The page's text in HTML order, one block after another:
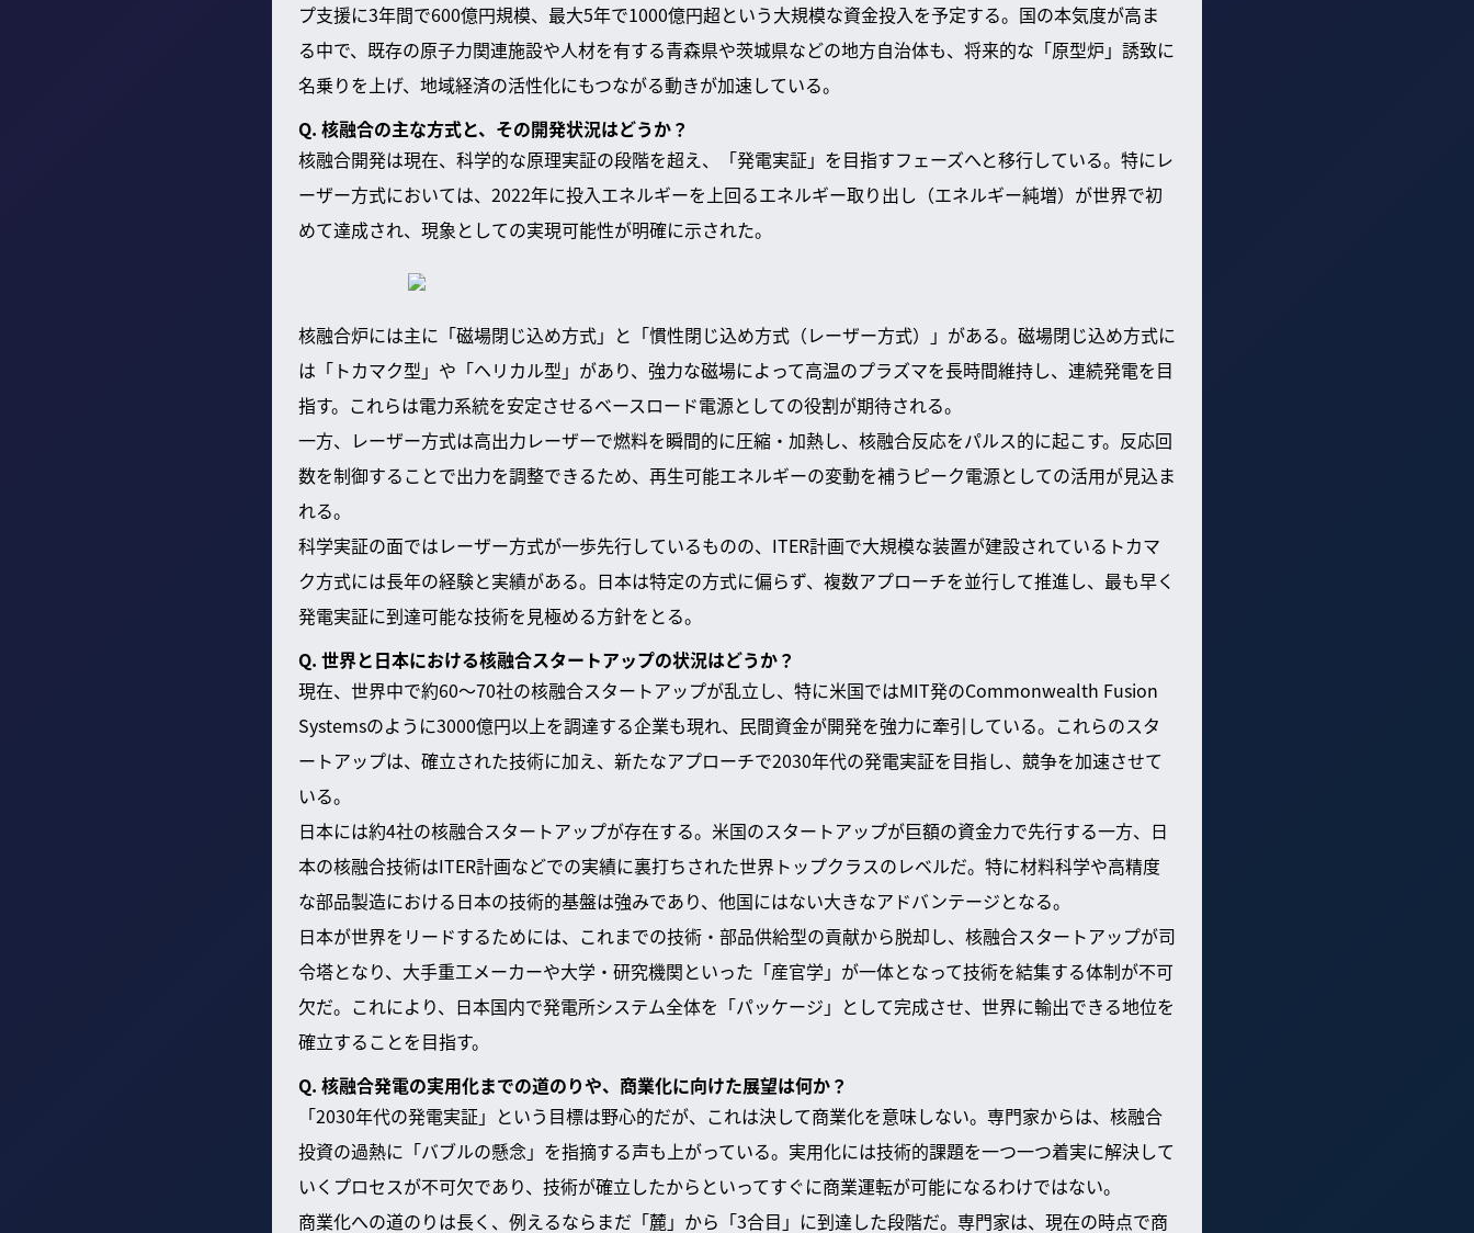
プ支援に3年間で600億円規模、最大5年で1000億円超という大規模な資金投入を予定する。国の本気度が高ま
る中で、既存の原子力関連施設や人材を有する青森県や茨城県などの地方自治体も、将来的な「原型炉」誘致に
名乗りを上げ、地域経済の活性化にもつながる動きが加速している。
Q. 核融合の主な方式と、その開発状況はどうか？
核融合開発は現在、科学的な原理実証の段階を超え、「発電実証」を目指すフェーズへと移行している。特にレ
ーザー方式においては、2022年に投入エネルギーを上回るエネルギー取り出し（エネルギー純増）が世界で初
めて達成され、現象としての実現可能性が明確に示された。
核融合炉には主に「磁場閉じ込め方式」と「慣性閉じ込め方式（レーザー方式）」がある。磁場閉じ込め方式に
は「トカマク型」や「ヘリカル型」があり、強力な磁場によって高温のプラズマを長時間維持し、連続発電を目
指す。これらは電力系統を安定させるベースロード電源としての役割が期待される。
一方、レーザー方式は高出力レーザーで燃料を瞬間的に圧縮・加熱し、核融合反応をパルス的に起こす。反応回
数を制御することで出力を調整できるため、再生可能エネルギーの変動を補うピーク電源としての活用が見込ま
れる。
科学実証の面ではレーザー方式が一歩先行しているものの、ITER計画で大規模な装置が建設されているトカマ
ク方式には長年の経験と実績がある。日本は特定の方式に偏らず、複数アプローチを並行して推進し、最も早く
発電実証に到達可能な技術を見極める方針をとる。
Q. 世界と日本における核融合スタートアップの状況はどうか？
現在、世界中で約60〜70社の核融合スタートアップが乱立し、特に米国ではMIT発のCommonwealth Fusion
Systemsのように3000億円以上を調達する企業も現れ、民間資金が開発を強力に牽引している。これらのスタ
ートアップは、確立された技術に加え、新たなアプローチで2030年代の発電実証を目指し、競争を加速させて
いる。
日本には約4社の核融合スタートアップが存在する。米国のスタートアップが巨額の資金力で先行する一方、日
本の核融合技術はITER計画などでの実績に裏打ちされた世界トップクラスのレベルだ。特に材料科学や高精度
な部品製造における日本の技術的基盤は強みであり、他国にはない大きなアドバンテージとなる。
日本が世界をリードするためには、これまでの技術・部品供給型の貢献から脱却し、核融合スタートアップが司
令塔となり、大手重工メーカーや大学・研究機関といった「産官学」が一体となって技術を結集する体制が不可
欠だ。これにより、日本国内で発電所システム全体を「パッケージ」として完成させ、世界に輸出できる地位を
確立することを目指す。
Q. 核融合発電の実用化までの道のりや、商業化に向けた展望は何か？
「2030年代の発電実証」という目標は野心的だが、これは決して商業化を意味しない。専門家からは、核融合
投資の過熱に「バブルの懸念」を指摘する声も上がっている。実用化には技術的課題を一つ一つ着実に解決して
いくプロセスが不可欠であり、技術が確立したからといってすぐに商業運転が可能になるわけではない。
商業化への道のりは長く、例えるならまだ「麓」から「3合目」に到達した段階だ。専門家は、現在の時点で商